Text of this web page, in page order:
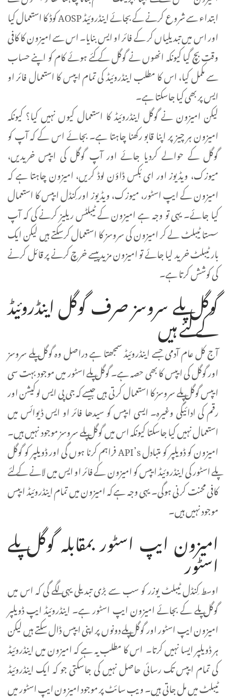
ابتداء سے شروع کرنے کے بجائے اینڈروئیڈ AOSP کوڈ کا استعمال کیا
اور اس میں تبدیلیاں کر کے فائر او ایس بنایا۔ اس سے امیزون کا کافی
وقت بچ گیا کیونکہ انھوں نے گوگل کے کئے ہوئے کام کو اپنے حساب
سے مکمل کیا، اس کا مطلب اینڈروئیڈ کی تمام ایپس کا استعمال فائر او
ایس پر بھی کیا جاسکتا ہے۔
لیکن امیزون نے گوگل اینڈروئیڈ کا استعمال کیوں نہیں کیا؟ کیونکہ
امیزون ہر چیز پر اپنا قابو رکھنا چاہتا ہے۔ بجائے اس کے کہ آپ کو
گوگل کے حوالے کردیا جائے اور آپ گوگل کی ایپس خریدیں،
میوزک، ویڈیوز اور ای بُکس ڈاؤن لوڈ کریں، امیزون چاہتا ہے کہ
امیزون کے ایپ اسٹور، میوزک، ویڈیوز اور کِنڈل ایپس کا استعمال
کیا جائے۔ یہی تو وجہ ہے امیزون کے ٹیبلٹس ریلیز کرنے کی کہ آپ
سستا ٹیبلٹ لے کر امیزون کی سروسز کا استعمال کرسکتے ہیں لیکن ایک
بار ٹیبلٹ خرید لیا جائے تو امیزون مزید پیسے خرچ کرنے پر قائل کرنے
کی کوشش کرتا ہے۔
گوگل پلے سروسز صرف گوگل اینڈروئیڈ
کے لئے ہیں
آج کل عام آدمی جسے اینڈروئیڈ سمجھتا ہے دراصل وہ گوگل پلے سروسز
اور گوگل کی ایپس کا بھی حصہ ہے۔ گوگل پلے اسٹور میں موجود بہت سی
ایپس گوگل پلے سروسز کا استعمال کرتی ہیں جیسے کہ جی پی ایس لوکیشن اور
رقم کی ادائیگی وغیرہ۔ ایسی ایپس کو سیدھا فائر او ایس ڈیوائس میں
استعمال نہیں کیا جاسکتا کیونکہ اس میں گوگل پلے سروسز موجود نہیں ہیں۔
امیزون کو ڈویلپر کو متبادل API’s فراہم کرنا ہوں گی اور ڈویلپر کو گوگل
پلے اسٹور کی اینڈروئیڈ ایپس کو امیزون کے فائر او ایس میں لانے کے لئے
کافی محنت کرنی ہوگی۔ یہی وجہ ہے کہ امیزون میں تمام اینڈروئیڈ ایپس
موجود نہیں ہیں۔
امیزون ایپ اسٹور بمقابلہ گوگل پلے
اسٹور
اوسط کِنڈل ٹیبلٹ یوزر کو سب سے بڑی تبدیلی یہی لگے گی کہ اس میں
گوگل پلے کے بجائے امیزون ایپ اسٹور ہے۔ اینڈروئیڈ ایپ ڈویلپر
امیزون ایپ اسٹور اور گوگل پلے دونوں پر اپنی ایپس ڈال سکتے ہیں لیکن
ہر ڈویلپر ایسا نہیں کرتا۔ اس کا مطلب یہ ہے کہ امیزون میں اینڈروئیڈ
کی تمام ایپس تک رسائی حاصل نہیں کی جاسکتی جو کہ ایک اینڈروئیڈ
ٹیبلٹ میں مل جاتی ہیں۔ ویب سائٹ پر موجود امیزون ایپ اسٹور میں